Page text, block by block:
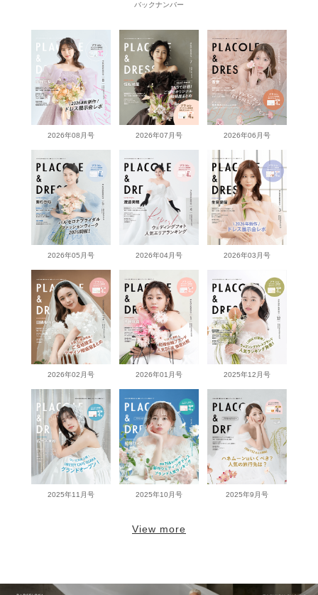
バックナンバー
2026年08月号 2026年07月号 2026年06月号
2026年05月号 2026年04月号 2026年03月号
2026年02月号 2026年01月号 2025年12月号
2025年11月号 2025年10月号 2025年9月号
View more